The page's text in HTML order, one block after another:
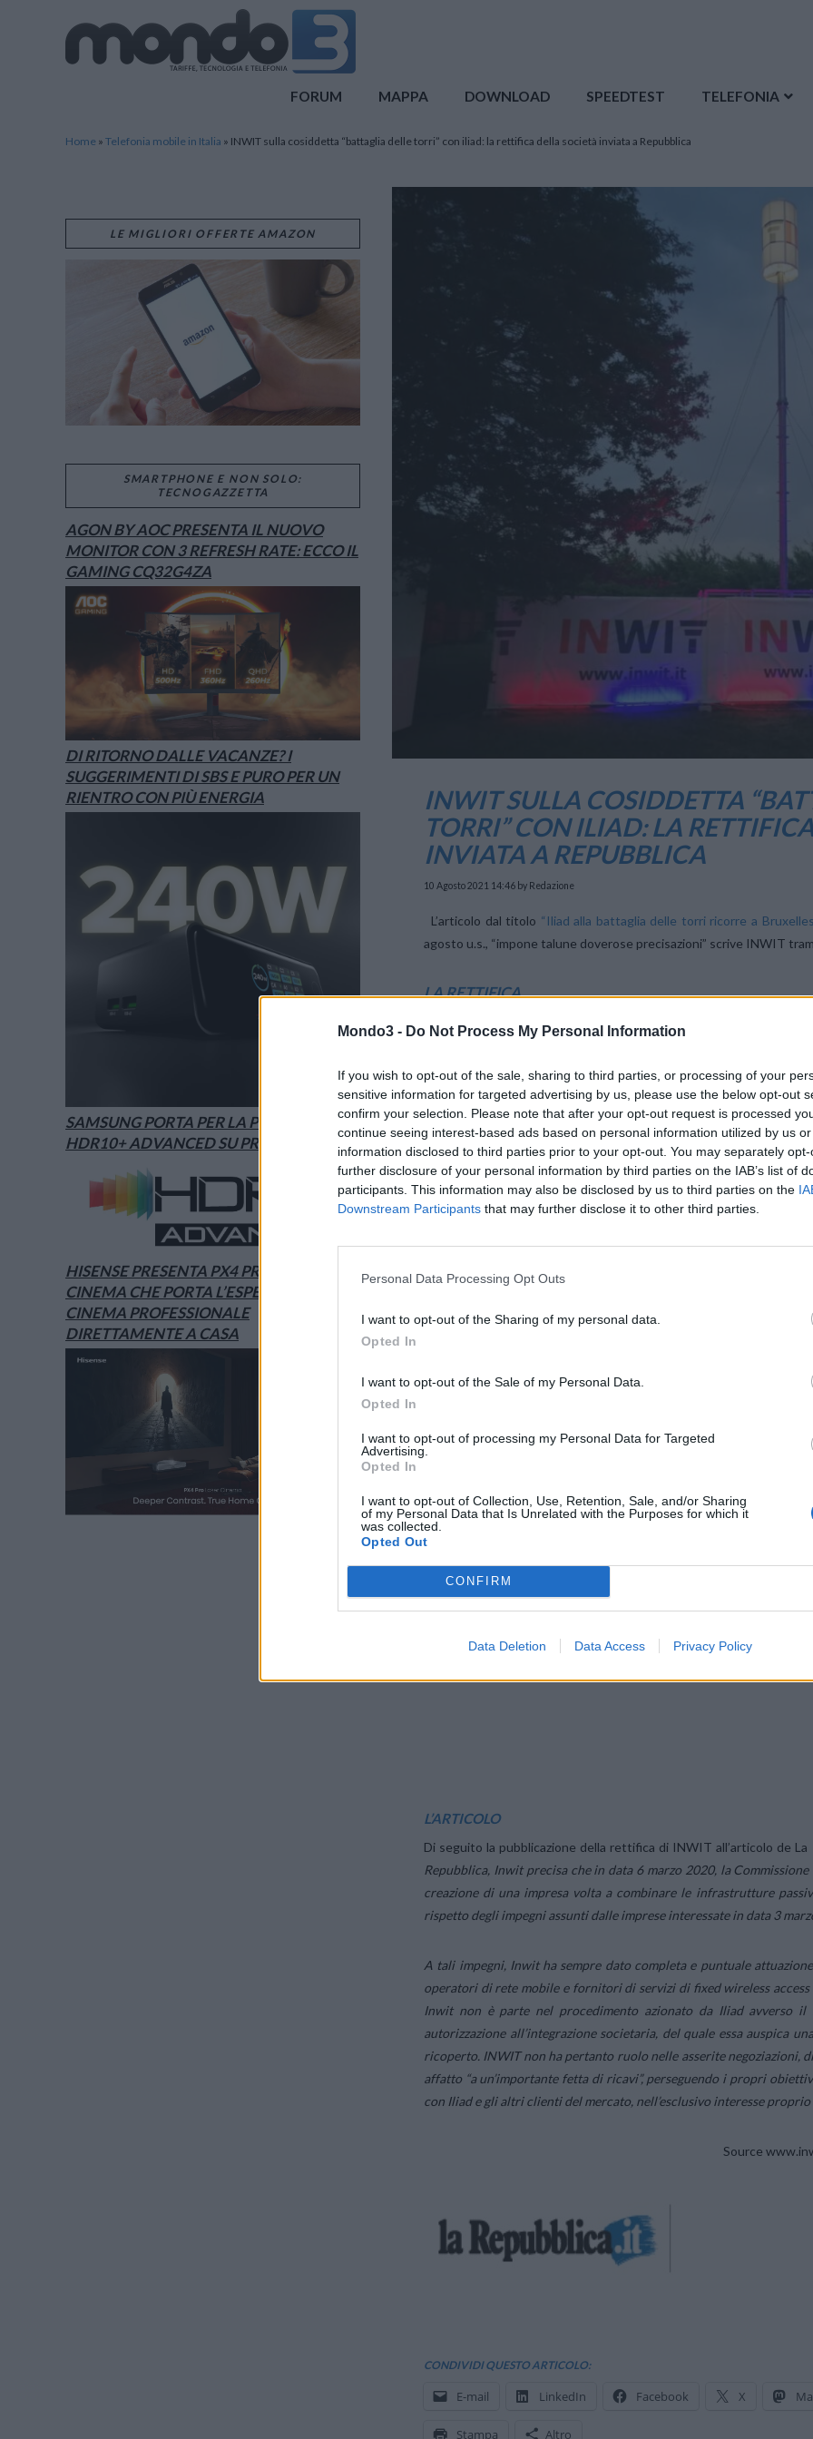
Mondo3 - Do Not Process My Personal Information
If you wish to opt-out of the sale, sharing to third parties, or processing of your
sensitive information for targeted advertising by us, please use the below opt-out
confirm your selection. Please note that after your opt-out request is processed
continue seeing interest-based ads based on personal information utilized by us
information disclosed to third parties prior to your opt-out. You may separately
further disclosure of your personal information by third parties on the IAB’s list of
participants. This information may also be disclosed by us to third parties on the
Downstream Participants that may further disclose it to other third parties.
Personal Data Processing Opt Outs
I want to opt-out of the Sharing of my personal data.
Opted In
I want to opt-out of the Sale of my Personal Data.
Opted In
I want to opt-out of processing my Personal Data for Targeted
Advertising.
Opted In
I want to opt-out of Collection, Use, Retention, Sale, and/or Sharing
of my Personal Data that Is Unrelated with the Purposes for which it
was collected.
Opted Out
CONFIRM
Data Deletion Data Access Privacy Policy
FORUM MAPPA DOWNLOAD SPEEDTEST TELEFONIA
Home » Telefonia mobile in Italia » INWIT sulla cosiddetta “battaglia delle torri” con iliad: la rettifica della società inviata a Repubblica
INWIT SULLA COSIDDETTA
TORRI” CON ILIAD: LA
INVIATA A REPUBBLICA
10 Agosto 2021 14:46 by Redazione
L’articolo dal titolo “Iliad alla battaglia delle torri ricorre a
agosto u.s., “impone talune doverose precisazioni” scrive INWIT
LA RETTIFICA
In data 6 marzo 2020, la Commissione Europea ha dichiarato
combinare le infrastrutture passive di telecomunicazioni mobili in
imprese interessate in data 3 marzo 2020. A tali impegni, INWIT
formale e sostanziale, a beneficio di tutti gli operatori di rete
Paese. In tale contesto, si precisa altresì che INWIT non è
provvedimento della Commissione Europea di autorizzazione
definizione, in coerenza con il ruolo di neutral host ricoperto.
INWIT non ha pertanto ruolo nelle asserite negoziazioni, di cui pure
un’importante fetta di ricavi”, perseguendo i propri obiettivi di
L’ARTICOLO
Di seguito la pubblicazione della rettifica di INWIT all’articolo de
Repubblica, Inwit precisa che in data 6 marzo 2020, la
creazione di una impresa volta a combinare le infrastrutture
rispetto degli impegni assunti dalle imprese interessate in data 3
A tali impegni, Inwit ha sempre dato completa e puntuale
operatori di rete mobile e fornitori di servizi di fixed wireless
Inwit non è parte nel procedimento azionato da Iliad avverso il
autorizzazione all’integrazione societaria, del quale essa auspica
ricoperto. INWIT non ha pertanto ruolo nelle asserite negoziazioni,
affatto “a un’importante fetta di ricavi”, perseguendo i propri
con Iliad e gli altri clienti del mercato, nell’esclusivo interesse
Source
CONDIVIDI QUESTO ARTICOLO:
E-mail LinkedIn Facebook X
Stampa Altro
LE MIGLIORI OFFERTE AMAZON
SMARTPHONE E NON SOLO:
TECNOGAZZETTA
AGON BY AOC PRESENTA IL NUOVO
MONITOR CON 3 REFRESH RATE: ECCO IL
GAMING CQ32G4ZA
DI RITORNO DALLE VACANZE? I
SUGGERIMENTI DI SBS E PURO PER UN
RIENTRO CON PIÙ ENERGIA
SAMSUNG PORTA PER LA PRIMA VOLTA
HDR10+ ADVANCED SU PRIME VIDEO
HISENSE PRESENTA PX4 PRO, IL LASER
CINEMA CHE PORTA L’ESPERIENZA DEL
CINEMA PROFESSIONALE
DIRETTAMENTE A CASA